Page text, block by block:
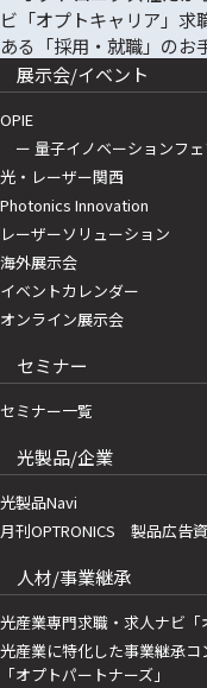
展示会/イベント
OPIE
ー 量子イノベーションフェ
光・レーザー関西
Photonics Innovation
レーザーソリューション
海外展示会
イベントカレンダー
オンライン展示会
セミナー
セミナー一覧
光製品/企業
光製品Navi
月刊OPTRONICS 製品広告
人材/事業継承
光産業専門求職・求人ナビ「
光産業に特化した事業継承コ
「オプトパートナーズ」